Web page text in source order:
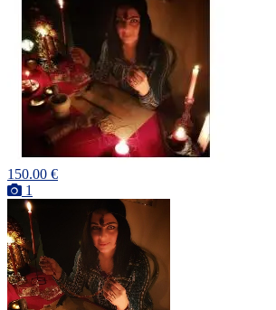
150.00 €
1